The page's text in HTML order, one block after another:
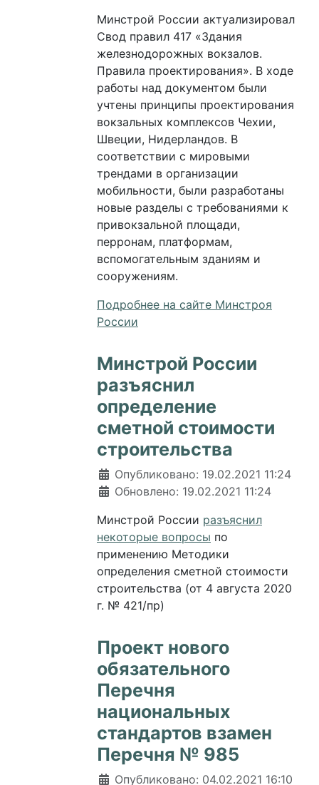
Минстрой России актуализировал
Свод правил 417 «Здания
железнодорожных вокзалов.
Правила проектирования». В ходе
работы над документом были
учтены принципы проектирования
вокзальных комплексов Чехии,
Швеции, Нидерландов. В
соответствии с мировыми
трендами в организации
мобильности, были разработаны
новые разделы с требованиями к
привокзальной площади,
перронам, платформам,
вспомогательным зданиям и
сооружениям.
Подробнее на сайте Минстроя
России
Минстрой России
разъяснил
определение
сметной стоимости
строительства
Информация о материале
Опубликовано: 19.02.2021 11:24
Обновлено: 19.02.2021 11:24
Минстрой России разъяснил
некоторые вопросы по
применению Методики
определения сметной стоимости
строительства (от 4 августа 2020
г. № 421/пр)
Проект нового
обязательного
Перечня
национальных
стандартов взамен
Перечня № 985
Информация о материале
Опубликовано: 04.02.2021 16:10